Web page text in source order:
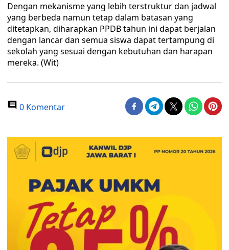
Dengan mekanisme yang lebih terstruktur dan jadwal
yang berbeda namun tetap dalam batasan yang
ditetapkan, diharapkan PPDB tahun ini dapat berjalan
dengan lancar dan semua siswa dapat tertampung di
sekolah yang sesuai dengan kebutuhan dan harapan
mereka. (Wit)
0 Komentar